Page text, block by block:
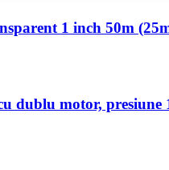
1 inch 50m
dublu motor,